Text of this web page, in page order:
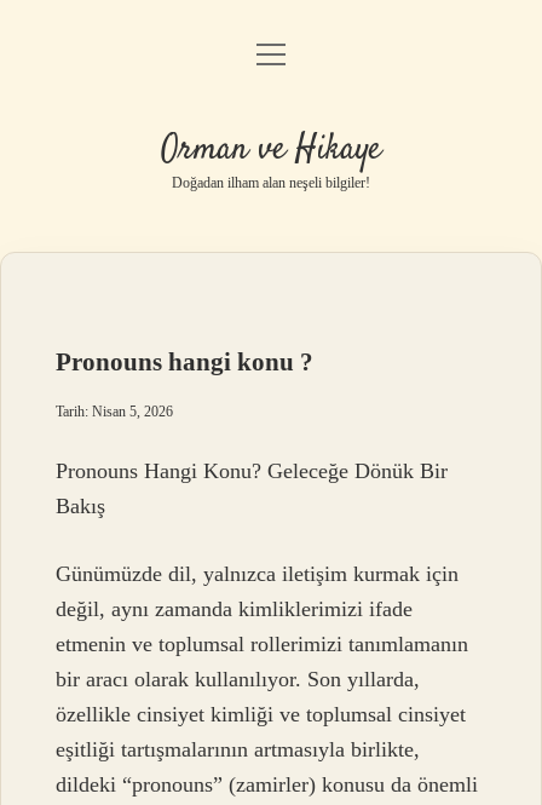
Anasayfa
Yasal Uyarı
menüyü
Orman ve Hikaye
Doğadan ilham alan neşeli bilgiler!
Pronouns hangi konu ?
Tarih: Nisan 5, 2026
Pronouns Hangi Konu? Geleceğe Dönük Bir
Bakış
Günümüzde dil, yalnızca iletişim kurmak için
değil, aynı zamanda kimliklerimizi ifade
etmenin ve toplumsal rollerimizi tanımlamanın
bir aracı olarak kullanılıyor. Son yıllarda,
özellikle cinsiyet kimliği ve toplumsal cinsiyet
eşitliği tartışmalarının artmasıyla birlikte,
dildeki “pronouns” (zamirler) konusu da önemli